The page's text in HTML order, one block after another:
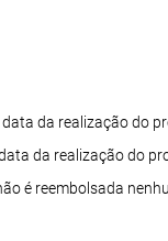
da realização do
da realização do
é reembolsada